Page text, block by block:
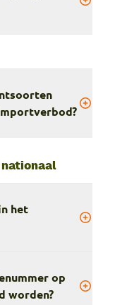
het
op
worden?